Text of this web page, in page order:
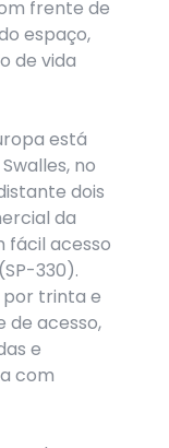
frente de
espaço,
de vida
está
no
dois
da
fácil acesso
330).
trinta e
de acesso,
e
com